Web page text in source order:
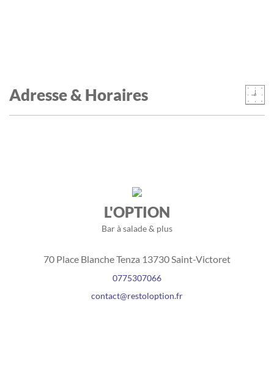
Adresse & Horaires
L'OPTION
Bar à salade & plus
70 Place Blanche Tenza 13730 Saint-Victoret
0775307066
contact@restoloption.fr